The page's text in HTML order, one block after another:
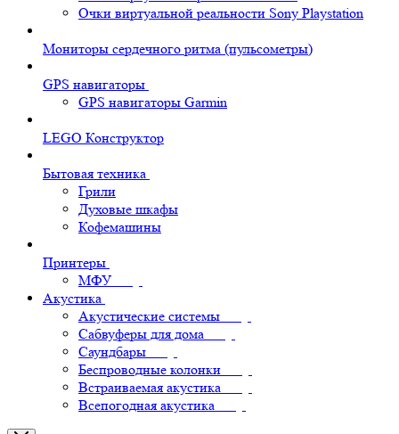
Очки виртуальной реальности Sony Playstation
Мониторы сердечного ритма (пульсометры)
GPS навигаторы
GPS навигаторы Garmin
LEGO Конструктор
Бытовая техника
Грили
Духовые шкафы
Кофемашины
Принтеры
МФУ
Акустика
Акустические системы
Сабвуферы для дома
Саундбары
Беспроводные колонки
Встраиваемая акустика
Всепогодная акустика